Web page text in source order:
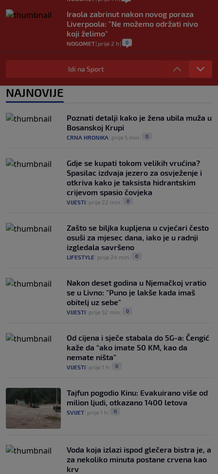
Iraola zabrinut nakon novog poraza
Liverpoola: "Ne možemo održati nivo
koji želimo"
NOGOMET| prije 2 h | 0
Vlahović pred velikom odlukom:
Beşiktaş mu nudi 10 miliona eura po
0
Mundijal: Od fudbala do Trumpa,
milijardi i rata s UEFA-om
prije 3 h
Idi na Sport
NAJNOVIJE
Poznati detalji kako je žena ubila muža u
Bosanskoj Krupi
CRNA HRONIKA prije 5 min 0
Gdje se kupati tokom velikih vrućina?
Spasilac izdvaja jezero za osvježenje i
otkriva kako je taksista hidrantskim
crijevom spasio čovjeka
VIJESTI prije 22 min 0
Zašto se biljka kupljena u cvjećari često
osuši za mjesec dana, iako je u radnji
izgledala savršeno
LIFESTYLE prije 24 min 0
Nakon deset godina u Njemačkoj vratio
se u Livno: "Puno je lakše kada imaš
obitelj uz sebe"
VIJESTI prije 52 min 0
Od cijena i sječe stabala do 5G-a: Čengić
kaže da “ako imate 50 KM, kao da
nemate ništa”
VIJESTI prije 1 h 0
Tajfun pogodio Kinu: Evakuirano više od
milion ljudi, otkazano 1400 letova
SVIJET prije 1 h 0
Voda koja izlazi ispod glečera bistra je, a
za nekoliko minuta postane crvena kao
krv